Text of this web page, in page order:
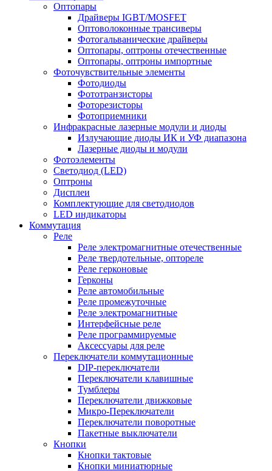
Оптопары
Драйверы IGBT/MOSFET
Оптоволоконные трансиверы
Фотогальванические драйверы
Оптопары, оптроны отечественные
Оптопары, оптроны импортные
Фоточувствительные элементы
Фотодиоды
Фототранзисторы
Фоторезисторы
Фотоприемники
Инфракрасные лазерные модули и диоды
Излучающие диоды ИК и УФ диапазона
Лазерные диоды и модули
Фотоэлементы
Светодиод (LED)
Оптроны
Дисплеи
Комплектующие для светодиодов
LED индикаторы
Коммутация
Реле
Реле электромагнитные отечественные
Реле твердотельные, оптореле
Реле герконовые
Герконы
Реле автомобильные
Реле промежуточные
Реле электромагнитные
Интерфейсные реле
Реле программируемые
Аксессуары для реле
Переключатели коммутационные
DIP-переключатели
Переключатели клавишные
Тумблеры
Переключатели движковые
Микро-Переключатели
Переключатели поворотные
Пакетные выключатели
Кнопки
Кнопки тактовые
Кнопки миниатюрные